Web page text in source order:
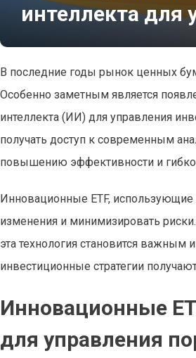
интеллекта для
В последние годы рынок ценных
Особенно заметным является
интеллекта (ИИ) для управления
получать доступ к современным
повышению эффективности и
Инновационные ETF,
изменения и минимизировать
эта технология становится
инвестиционные стратегии
Инновационные
для управления